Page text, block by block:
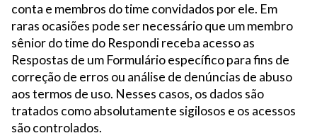
conta e membros do time convidados por ele. Em
raras ocasiões pode ser necessário que um membro
sênior do time do Respondi receba acesso as
Respostas de um Formulário específico para fins de
correção de erros ou análise de denúncias de abuso
aos termos de uso. Nesses casos, os dados são
tratados como absolutamente sigilosos e os acessos
são controlados.